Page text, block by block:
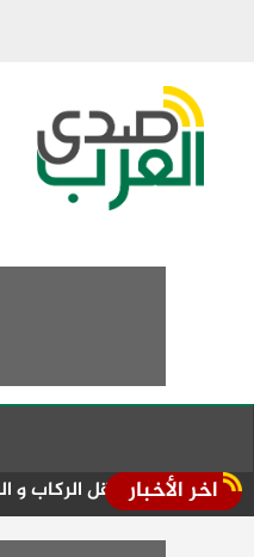
اخر الأخبار
الركاب و الشحن الجوي